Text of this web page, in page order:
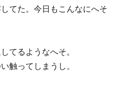
てた。今日もこんなにへそ
てるようなへそ。
触ってしまうし。